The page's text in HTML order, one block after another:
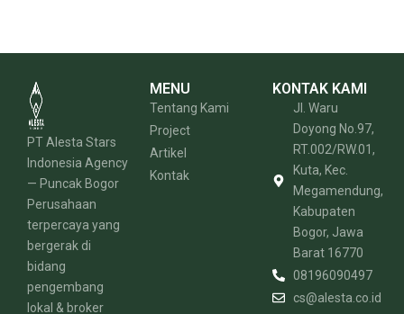
PT Alesta Stars
Indonesia Agency
— Puncak Bogor
Perusahaan
terpercaya yang
bergerak di
bidang
pengembang
lokal & broker
MENU
Tentang Kami
Project
Artikel
Kontak
KONTAK KAMI
Jl. Waru
Doyong No.97,
RT.002/RW.01,
Kuta, Kec.
Megamendung,
Kabupaten
Bogor, Jawa
Barat 16770
08196090497
cs@alesta.co.id